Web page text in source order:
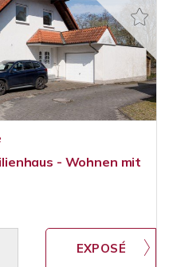
- Wohnen mit